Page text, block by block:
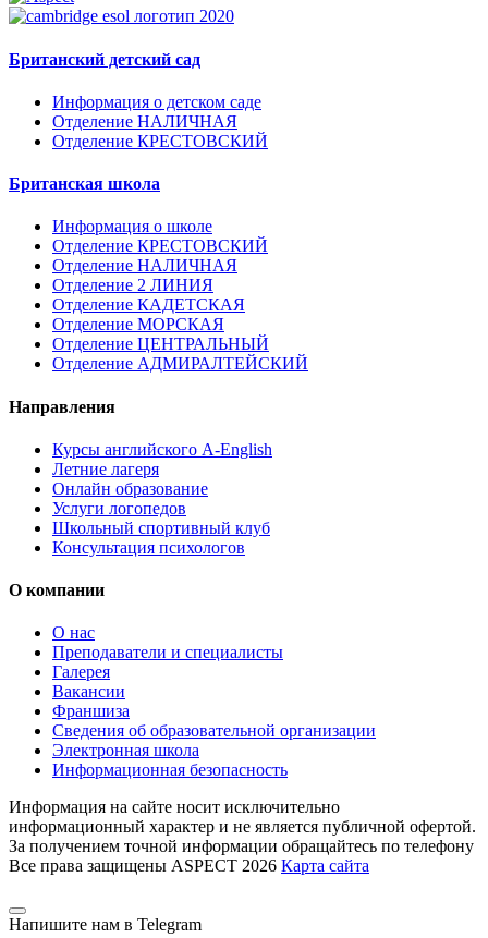
Британский детский сад
Информация о детском саде
Отделение НАЛИЧНАЯ
Отделение КРЕСТОВСКИЙ
Британская школа
Информация о школе
Отделение КРЕСТОВСКИЙ
Отделение НАЛИЧНАЯ
Отделение 2 ЛИНИЯ
Отделение КАДЕТСКАЯ
Отделение МОРСКАЯ
Отделение ЦЕНТРАЛЬНЫЙ
Отделение АДМИРАЛТЕЙСКИЙ
Направления
Курсы английского A-English
Летние лагеря
Онлайн образование
Услуги логопедов
Школьный спортивный клуб
Консультация психологов
О компании
О нас
Преподаватели и специалисты
Галерея
Вакансии
Франшиза
Сведения об образовательной организации
Электронная школа
Информационная безопасность
Информация на сайте носит исключительно
информационный характер и не является публичной офертой.
За получением точной информации обращайтесь по телефону
Все права защищены ASPECT 2026 Карта сайта
Напишите нам в Telegram